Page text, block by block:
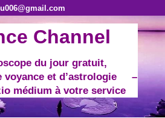
Channel
du jour gratuit,
voyance et d’astrologie –
médium à votre service